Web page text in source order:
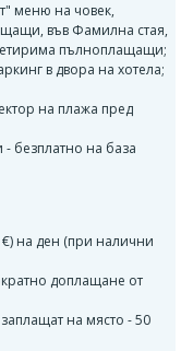
меню на човек,
във Фамилна стая,
пълноплащащи;
в двора на хотела;
на плажа пред
- безплатно на база
на ден (при налични
доплащане от
на място - 50